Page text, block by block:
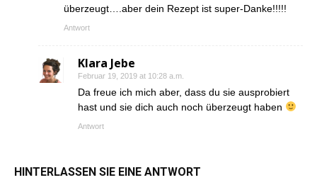
überzeugt….aber dein Rezept ist super-Danke!!!!!
Antwort
Klara Jebe
Februar 19, 2019 at 10:28 a.m.
Da freue ich mich aber, dass du sie ausprobiert
hast und sie dich auch noch überzeugt haben
Antwort
HINTERLASSEN SIE EINE ANTWORT